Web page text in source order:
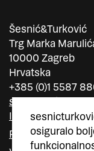
osiguralo
Šesnić&Turković
Trg Marka
10000 Zagreb
Hrvatska
+385 (0)1 5587
Instagram
Facebook